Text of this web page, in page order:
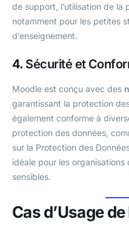
de support, l’utilisation de la
notamment pour les petites
d’enseignement.
4. Sécurité et
Moodle est conçu avec des
garantissant la protection
également conforme à
protection des données,
sur la Protection des
idéale pour les
sensibles.
Cas d’Usage